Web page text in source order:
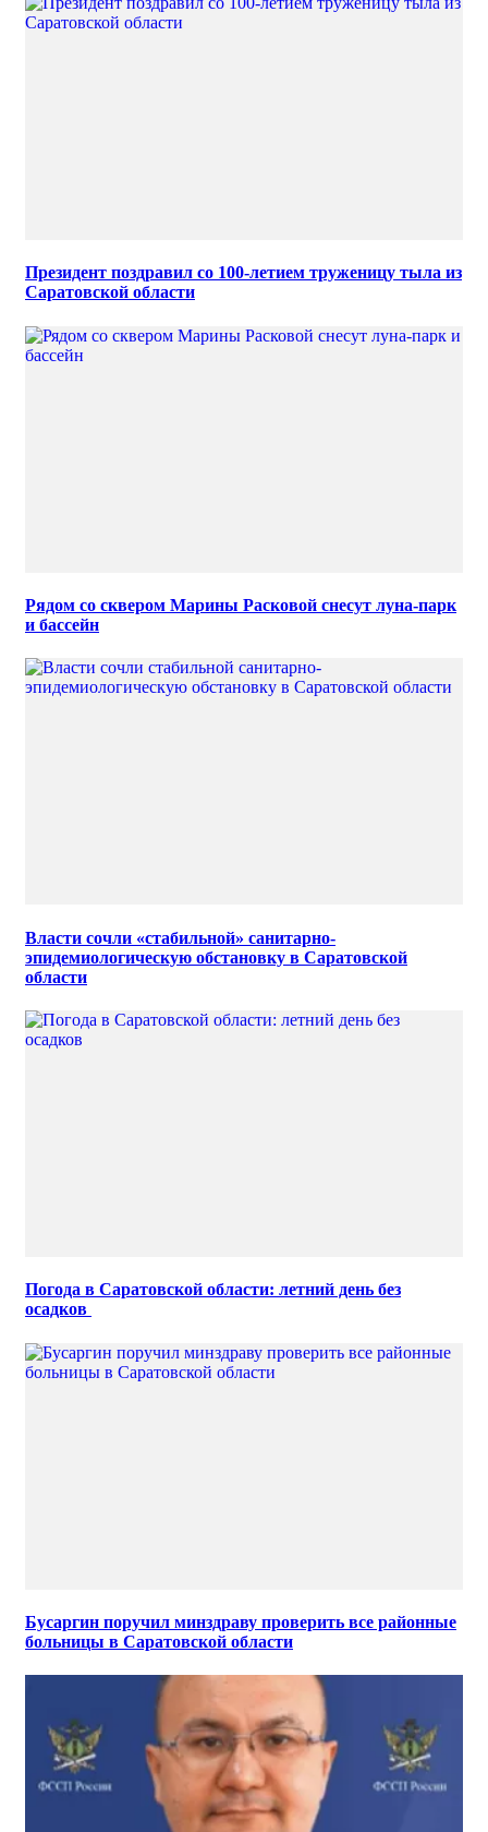
Президент поздравил со 100-летием труженицу тыла из
Саратовской области
Рядом со сквером Марины Расковой снесут луна-парк
и бассейн
Власти сочли «стабильной» санитарно-
эпидемиологическую обстановку в Саратовской
области
Погода в Саратовской области: летний день без
осадков
Бусаргин поручил минздраву проверить все районные
больницы в Саратовской области